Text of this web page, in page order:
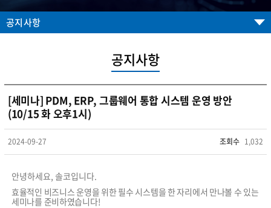
공지사항
공지사항
[세미나] PDM, ERP, 그룹웨어 통합 시스템 운영 방안
(10/15 화 오후1시)
2024-09-27 조회수 1,032
안녕하세요, 솔코입니다.
효율적인 비즈니스 운영을 위한 필수 시스템을 한 자리에서 만나볼 수 있는
세미나를 준비하였습니다!